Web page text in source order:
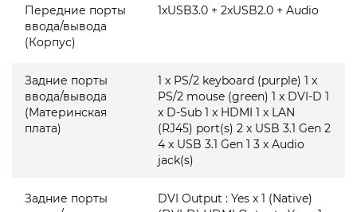
Передние порты
ввода/вывода
(Корпус)
1xUSB3.0 + 2xUSB2.0 + Audio
Задние порты
ввода/вывода
(Материнская
плата)
1 x PS/2 keyboard (purple) 1 x
PS/2 mouse (green) 1 x DVI-D 1
x D-Sub 1 x HDMI 1 x LAN
(RJ45) port(s) 2 x USB 3.1 Gen 2
4 x USB 3.1 Gen 1 3 x Audio
jack(s)
Задние порты
DVI Output : Yes x 1 (Native)